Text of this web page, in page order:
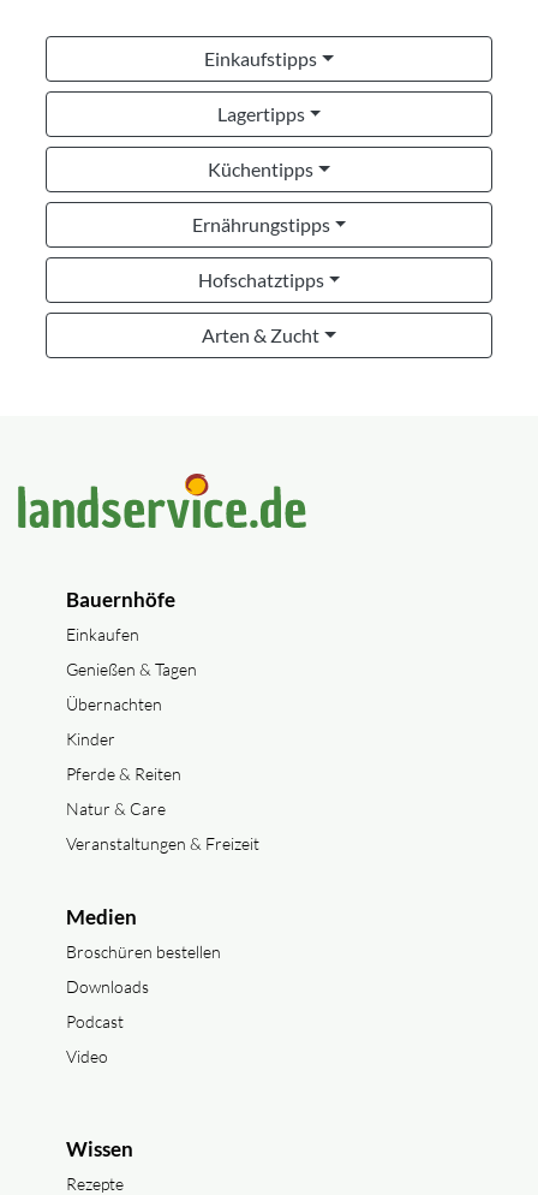
Einkaufstipps
Lagertipps
Küchentipps
Ernährungstipps
Hofschatztipps
Arten & Zucht
Bauernhöfe
Einkaufen
Genießen & Tagen
Übernachten
Kinder
Pferde & Reiten
Natur & Care
Veranstaltungen & Freizeit
Medien
Broschüren bestellen
Downloads
Podcast
Video
Wissen
Rezepte